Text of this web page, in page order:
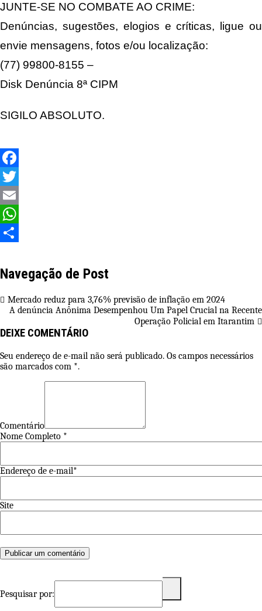
JUNTE-SE NO COMBATE AO CRIME:
Denúncias, sugestões, elogios e críticas, ligue ou
envie mensagens, fotos e/ou localização:
(77) 99800-8155 –
Disk Denúncia 8ª CIPM
SIGILO ABSOLUTO.
Facebook
Twitter
Email
WhatsApp
Navegação de Post
Mercado reduz para 3,76% previsão de inflação em 2024
A denúncia Anônima Desempenhou Um Papel Crucial na Recente
Operação Policial em Itarantim
DEIXE COMENTÁRIO
Seu endereço de e-mail não será publicado. Os campos necessários
são marcados com *.
Comentário
Nome Completo *
Endereço de e-mail*
Site
Pesquisar por: